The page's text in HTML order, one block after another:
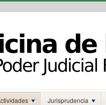
Jurisprudencia